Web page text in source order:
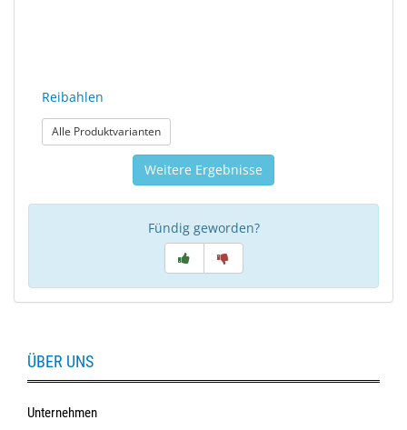
Reibahlen
Alle Produktvarianten: Reibahlen
Weitere Ergebnisse
Fündig geworden?
ÜBER UNS
Unternehmen